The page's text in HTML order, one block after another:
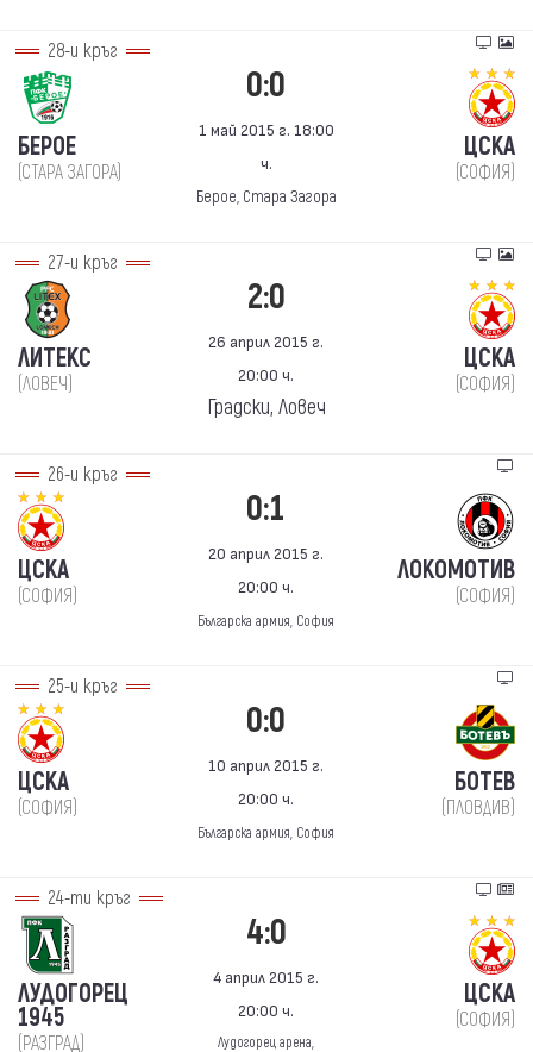
28-и кръг
БЕРОЕ
(СТАРА ЗАГОРА)
0:0
1 май 2015 г. 18:00
ч.
Берое, Стара Загора
ЦСКА
(СОФИЯ)
27-и кръг
ЛИТЕКС
(ЛОВЕЧ)
2:0
26 април 2015 г.
20:00 ч.
Градски, Ловеч
ЦСКА
(СОФИЯ)
26-и кръг
ЦСКА
(СОФИЯ)
0:1
20 април 2015 г.
20:00 ч.
Българска армия, София
ЛОКОМОТИВ
(СОФИЯ)
25-и кръг
ЦСКА
(СОФИЯ)
0:0
10 април 2015 г.
20:00 ч.
Българска армия, София
БОТЕВ
(ПЛОВДИВ)
24-ти кръг
ЛУДОГОРЕЦ
1945
(РАЗГРАД)
4:0
4 април 2015 г.
20:00 ч.
Лудогорец арена,
ЦСКА
(СОФИЯ)